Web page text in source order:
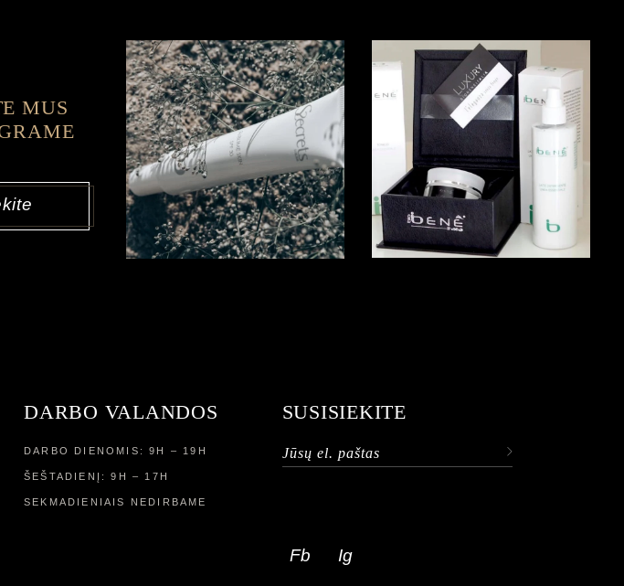
MUS
DARBO VALANDOS
DARBO DIENOMIS: 9H – 19H
ŠEŠTADIENĮ: 9H – 17H
SEKMADIENIAIS NEDIRBAME
SUSISIEKITE
Fb Ig